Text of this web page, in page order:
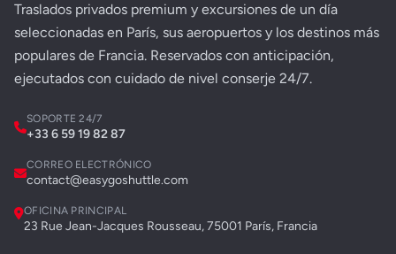
Traslados privados premium y excursiones de un día
seleccionadas en París, sus aeropuertos y los destinos más
populares de Francia. Reservados con anticipación,
ejecutados con cuidado de nivel conserje 24/7.
SOPORTE 24/7
+33 6 59 19 82 87
CORREO ELECTRÓNICO
contact@easygoshuttle.com
OFICINA PRINCIPAL
23 Rue Jean-Jacques Rousseau, 75001 París, Francia